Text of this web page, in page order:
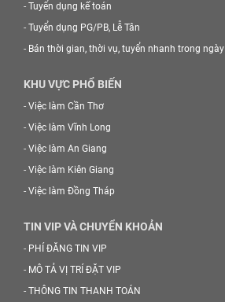
- Tuyển dụng kế toán
- Tuyển dụng PG/PB, Lễ Tân
- Bán thời gian, thời vụ, tuyển nhanh trong ngày
KHU VỰC PHỔ BIẾN
- Việc làm Cần Thơ
- Việc làm Vĩnh Long
- Việc làm An Giang
- Việc làm Kiên Giang
- Việc làm Đồng Tháp
TIN VIP VÀ CHUYỂN KHOẢN
- PHÍ ĐĂNG TIN VIP
- MÔ TẢ VỊ TRÍ ĐẶT VIP
- THÔNG TIN THANH TOÁN